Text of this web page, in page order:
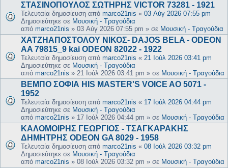
ΣΤΑΣΙΝΟΠΟΥΛΟΣ ΣΩΤΗΡΗΣ VICTOR 73281 - 1921
Τελευταία δημοσίευση από marco21nis « 03 Αύγ 2026 07:55 pm
Δημοσιεύτηκε σε Μουσική - Τραγούδια
από marco21nis » 03 Αύγ 2026 07:55 pm » σε Μουσική - Τραγούδια
ΧΑΤΖΗΑΠΟΣΤΟΛΟΥ ΝΙΚΟΣ- DAJOS BELA - ODEON
AA 79815_9 kai ODEON 82022 - 1922
Τελευταία δημοσίευση από marco21nis « 21 Ιούλ 2026 03:41 pm
Δημοσιεύτηκε σε Μουσική - Τραγούδια
από marco21nis » 21 Ιούλ 2026 03:41 pm » σε Μουσική - Τραγούδια
ΒΕΜΠΟ ΣΟΦΙΑ HIS MASTER'S VOICE AO 5071 -
1952
Τελευταία δημοσίευση από marco21nis « 17 Ιούλ 2026 04:44 pm
Δημοσιεύτηκε σε Μουσική - Τραγούδια
από marco21nis » 17 Ιούλ 2026 04:44 pm » σε Μουσική - Τραγούδια
ΚΑΛΟΜΟΙΡΗΣ ΓΕΩΡΓΙΟΣ - ΤΣΑΓΚΑΡΑΚΗΣ
ΔΗΜΗΤΡΗΣ ODEON GA 8029 - 1958
Τελευταία δημοσίευση από marco21nis « 08 Ιούλ 2026 03:32 pm
Δημοσιεύτηκε σε Μουσική - Τραγούδια
από marco21nis » 08 Ιούλ 2026 03:32 pm » σε Μουσική - Τραγούδια